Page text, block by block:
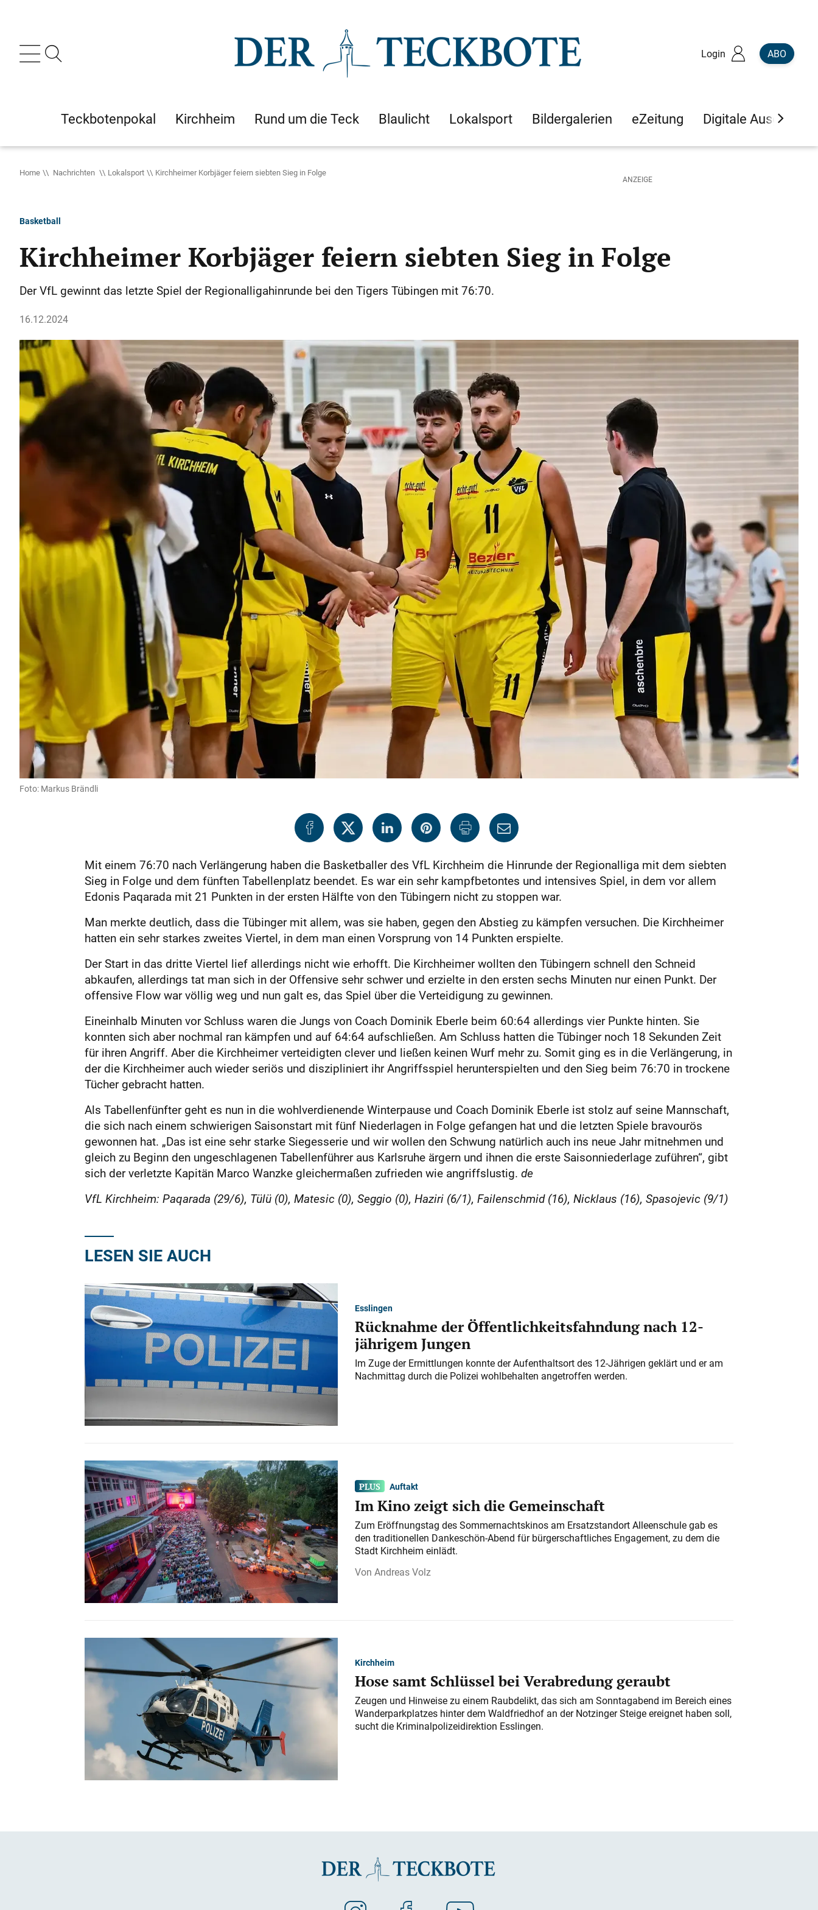
Login ABO
Teckbotenpokal Kirchheim Rund um die Teck Blaulicht Lokalsport Bildergalerien eZeitung Digitale Ausgaben
Home Nachrichten Lokalsport Kirchheimer Korbjäger feiern siebten Sieg in Folge
Basketball
Kirchheimer Korbjäger feiern siebten Sieg in Folge
Der VfL gewinnt das letzte Spiel der Regionalligahinrunde bei den Tigers Tübingen mit 76:70.
16.12.2024
Foto: Markus Brändli
Mit einem 76:70 nach Verlängerung haben die Basketballer des VfL Kirchheim die Hinrunde der Regionalliga mit dem siebten
Sieg in Folge und dem fünften Tabellenplatz beendet. Es war ein sehr kampfbetontes und intensives Spiel, in dem vor allem
Edonis Paqarada mit 21 Punkten in der ersten Hälfte von den Tübingern nicht zu stoppen war.
Man merkte deutlich, dass die Tübinger mit allem, was sie haben, gegen den Abstieg zu kämpfen versuchen. Die Kirchheimer
hatten ein sehr starkes zweites Viertel, in dem man einen Vorsprung von 14 Punkten erspielte.
Der Start in das dritte Viertel lief allerdings nicht wie erhofft. Die Kirchheimer wollten den Tübingern schnell den Schneid
abkaufen, allerdings tat man sich in der Offensive sehr schwer und erzielte in den ersten sechs Minuten nur einen Punkt. Der
offensive Flow war völlig weg und nun galt es, das Spiel über die Verteidigung zu gewinnen.
Eineinhalb Minuten vor Schluss waren die Jungs von Coach Dominik Eberle beim 60:64 allerdings vier Punkte hinten. Sie
konnten sich aber nochmal ran kämpfen und auf 64:64 aufschließen. Am Schluss hatten die Tübinger noch 18 Sekunden Zeit
für ihren Angriff. Aber die Kirchheimer verteidigten clever und ließen keinen Wurf mehr zu. Somit ging es in die Verlängerung, in
der die Kirchheimer auch wieder seriös und diszipliniert ihr Angriffsspiel herunterspielten und den Sieg beim 76:70 in trockene
Tücher gebracht hatten.
Als Tabellenfünfter geht es nun in die wohlverdienende Winterpause und Coach Dominik Eberle ist stolz auf seine Mannschaft,
die sich nach einem schwierigen Saisonstart mit fünf Niederlagen in Folge gefangen hat und die letzten Spiele bravourös
gewonnen hat. „Das ist eine sehr starke Siegesserie und wir wollen den Schwung natürlich auch ins neue Jahr mitnehmen und
gleich zu Beginn den ungeschlagenen Tabellenführer aus Karlsruhe ärgern und ihnen die erste Saisonniederlage zuführen“, gibt
sich der verletzte Kapitän Marco Wanzke gleichermaßen zufrieden wie angriffslustig. de
VfL Kirchheim: Paqarada (29/6), Tülü (0), Matesic (0), Seggio (0), Haziri (6/1), Failenschmid (16), Nicklaus (16), Spasojevic (9/1)
LESEN SIE AUCH
Esslingen
Rücknahme der Öffentlichkeitsfahndung nach 12-
jährigem Jungen
Im Zuge der Ermittlungen konnte der Aufenthaltsort des 12-Jährigen geklärt und er am
Nachmittag durch die Polizei wohlbehalten angetroffen werden.
Auftakt
Im Kino zeigt sich die Gemeinschaft
Zum Eröffnungstag des Sommernachtskinos am Ersatzstandort Alleenschule gab es
den traditionellen Dankeschön-Abend für bürgerschaftliches Engagement, zu dem die
Stadt Kirchheim einlädt.
Andreas Volz
Kirchheim
Hose samt Schlüssel bei Verabredung geraubt
Zeugen und Hinweise zu einem Raubdelikt, das sich am Sonntagabend im Bereich eines
Wanderparkplatzes hinter dem Waldfriedhof an der Notzinger Steige ereignet haben soll,
sucht die Kriminalpolizeidirektion Esslingen.